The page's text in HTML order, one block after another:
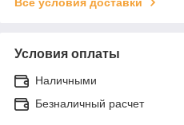
Условия оплаты
Наличными
Безналичный расчет